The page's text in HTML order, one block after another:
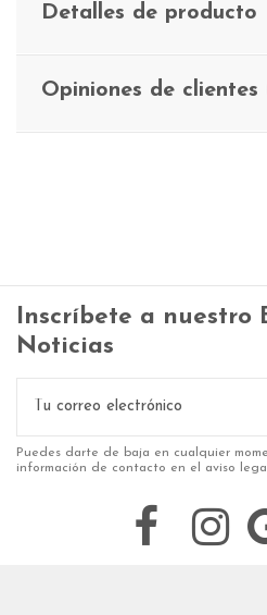
Detalles de producto
Opiniones de clientes
Inscríbete a nuestro
Noticias
Puedes darte de baja en cualquier
información de contacto en el aviso